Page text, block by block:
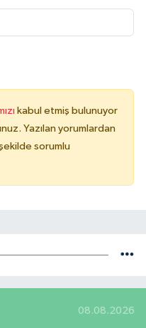
kabul etmiş bulunuyor
Yazılan yorumlardan
sorumlu
08.08.2026